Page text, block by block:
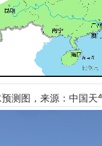
预测图，来源：中国天